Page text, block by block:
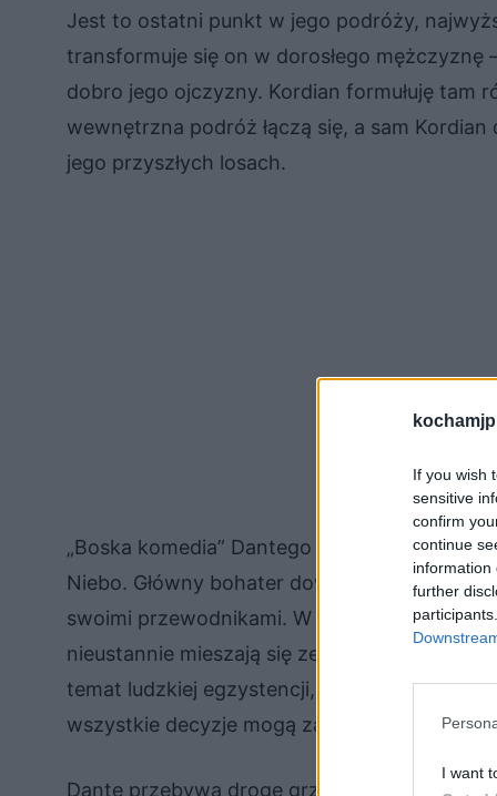
If you wish
sensitive
confirm
continue
information
further
I want
Jest to ostatni punkt w jego podróży,
transformuje się on w dorosłego
dobro jego ojczyzny. Kordian formułuję tam
wewnętrzna podróż łączą się, a sam
jego przyszłych losach.
„Boska komedia” Dantego to podróż w głąb
Niebo. Główny bohater dowiaduje się więc,
swoimi przewodnikami. W czasie jego
nieustannie mieszają się ze sobą. Podczas
temat ludzkiej egzystencji, jej natury oraz
wszystkie decyzje mogą zaważyć na tym, co
Dante przebywa drogę grzesznika, który